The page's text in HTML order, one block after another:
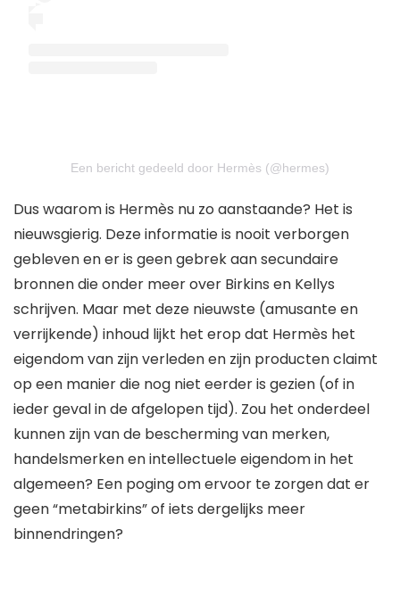
Een bericht gedeeld door Hermès (@hermes)
Dus waarom is Hermès nu zo aanstaande? Het is
nieuwsgierig. Deze informatie is nooit verborgen
gebleven en er is geen gebrek aan secundaire
bronnen die onder meer over Birkins en Kellys
schrijven. Maar met deze nieuwste (amusante en
verrijkende) inhoud lijkt het erop dat Hermès het
eigendom van zijn verleden en zijn producten claimt
op een manier die nog niet eerder is gezien (of in
ieder geval in de afgelopen tijd). Zou het onderdeel
kunnen zijn van de bescherming van merken,
handelsmerken en intellectuele eigendom in het
algemeen? Een poging om ervoor te zorgen dat er
geen “metabirkins” of iets dergelijks meer
binnendringen?